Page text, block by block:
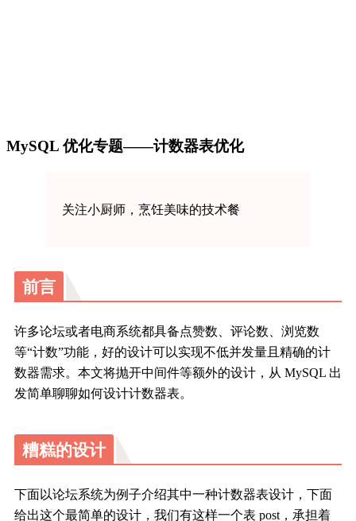
MySQL 优化专题——计数器表优化
关注小厨师，烹饪美味的技术餐
前言
许多论坛或者电商系统都具备点赞数、评论数、浏览数
等“计数”功能，好的设计可以实现不低并发量且精确的计
数器需求。本文将抛开中间件等额外的设计，从 MySQL 出
发简单聊聊如何设计计数器表。
糟糕的设计
下面以论坛系统为例子介绍其中一种计数器表设计，下面
给出这个最简单的设计，我们有这样一个表 post，承担着